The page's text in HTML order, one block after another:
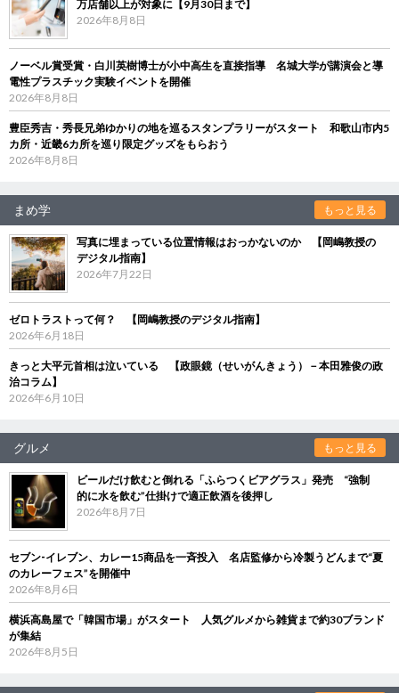
万店舗以上が対象に【9月30日まで】
2026年8月8日
ノーベル賞受賞・白川英樹博士が小中高生を直接指導 名城大学が講演会と導
電性プラスチック実験イベントを開催
2026年8月8日
豊臣秀吉・秀長兄弟ゆかりの地を巡るスタンプラリーがスタート 和歌山市内5
カ所・近畿6カ所を巡り限定グッズをもらおう
2026年8月8日
まめ学 もっと見る
写真に埋まっている位置情報はおっかないのか 【岡嶋教授の
デジタル指南】
2026年7月22日
ゼロトラストって何？ 【岡嶋教授のデジタル指南】
2026年6月18日
きっと大平元首相は泣いている 【政眼鏡（せいがんきょう）－本田雅俊の政
治コラム】
2026年6月10日
グルメ もっと見る
ビールだけ飲むと倒れる「ふらつくビアグラス」発売 “強制
的に水を飲む”仕掛けで適正飲酒を後押し
2026年8月7日
セブン‐イレブン、カレー15商品を一斉投入 名店監修から冷製うどんまで“夏
のカレーフェス”を開催中
2026年8月6日
横浜高島屋で「韓国市場」がスタート 人気グルメから雑貨まで約30ブランド
が集結
2026年8月5日